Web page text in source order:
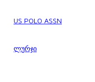
US POLO ASSN
ლურჯი